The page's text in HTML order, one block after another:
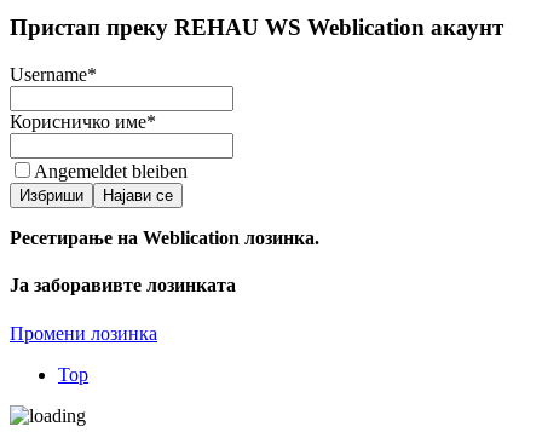
Пристап преку REHAU WS Weblication акаунт
Username*
Корисничко име*
Angemeldet bleiben
Избриши Најави се
Ресетирање на Weblication лозинка.
Ја заборавивте лозинката
Промени лозинка
Top